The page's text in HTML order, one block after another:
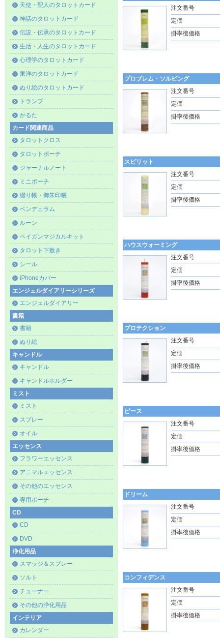
天使・聖人のタロットカード
神話のタロットカード
伝説・伝承のタロットカード
生活・人生のタロットカード
心理学のタロットカード
東洋のタロットカード
ぬり絵のタロットカード
トランプ
かるた
カード関連商品
タロットクロス
タロットポーチ
ジャーナルノート
ミニポーチ
綴り帳・御朱印帳
ペンデュラム
ルーン
ペイガンマジカルキット
タロット下敷き
シール
iPhoneカバー
エンジェルダイアリーシリーズ
エンジェルダイアリー
書籍
書籍
ぬり絵
キャンドル
キャンドル
キャンドルホルダー
ミスト
ミスト
スプレー
オイル
エッセンス
フラワーエッセンス
アニマルエッセンス
その他のエッセンス
専用ポーチ
CD
CD
DVD
浄化用品
スマッジ＆スプレー
ソルト
チューナー
その他の浄化用品
インテリア
カレンダー
注文番号
定価
掛率後価格
プロブレム・ソルビング
注文番号
定価
掛率後価格
スピリット
注文番号
定価
掛率後価格
ハウスウォーミング
注文番号
定価
掛率後価格
プロテクション
注文番号
定価
掛率後価格
ピース
注文番号
定価
掛率後価格
ドリーム
注文番号
定価
掛率後価格
コンフィデンス
注文番号
定価
掛率後価格